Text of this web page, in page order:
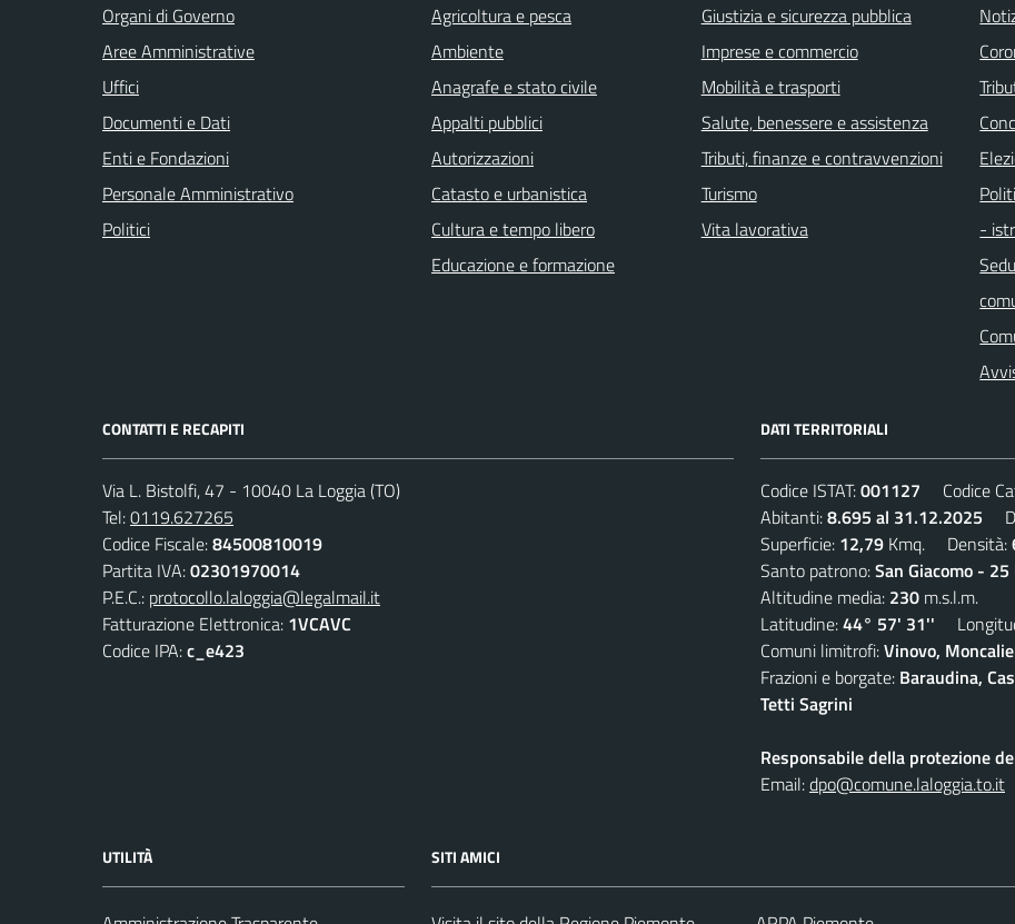
Organi di Governo
Aree Amministrative
Uffici
Documenti e Dati
Enti e Fondazioni
Personale Amministrativo
Politici
Agricoltura e pesca
Ambiente
Anagrafe e stato civile
Appalti pubblici
Autorizzazioni
Catasto e urbanistica
Cultura e tempo libero
Educazione e formazione
Giustizia e sicurezza pubblica
Imprese e commercio
Mobilità e trasporti
Salute, benessere e assistenza
Tributi, finanze e contravvenzioni
Turismo
Vita lavorativa
-
CONTATTI E RECAPITI
Via L. Bistolfi, 47 - 10040 La Loggia (TO)
Tel:0119.627265
Codice Fiscale:84500810019
Partita IVA:02301970014
P.E.C.: protocollo.laloggia@legalmail.it
Fatturazione Elettronica: 1VCAVC
Codice IPA:c_e423
DATI TERRITORIALI
Codice ISTAT:001127 Codice
Abitanti:8.695 al 31.12.2025
Superficie: 12,79 Kmq. Densità:
Santo patrono:San Giacomo -
Altitudine media: 230 m.s.l.m.
Latitudine:44° 57' 31''
Comuni limitrofi:Vinovo,
Frazioni e borgate: Baraudina,
Tetti Sagrini
Responsabile della protezione
Email:dpo@comune.laloggia.to.it
UTILITÀ SITI AMICI